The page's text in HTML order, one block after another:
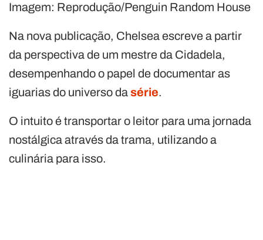
Imagem: Reprodução/Penguin Random House
Na nova publicação, Chelsea escreve a partir
da perspectiva de um mestre da Cidadela,
desempenhando o papel de documentar as
iguarias do universo dasérie.
O intuito é transportar o leitor para uma jornada
nostálgica através da trama, utilizando a
culinária para isso.